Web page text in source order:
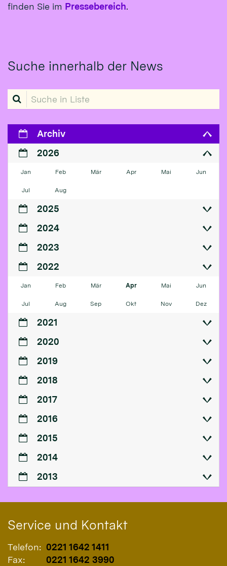
finden Sie im Pressebereich.
Suche innerhalb der News
Suche in Liste
Archiv
2026
Jan Feb Mär Apr Mai Jun
Jul Aug
2025
2024
2023
2022
Jan Feb Mär Apr Mai Jun
Jul Aug Sep Okt Nov Dez
2021
2020
2019
2018
2017
2016
2015
2014
2013
Service und Kontakt
Telefon: 0221 1642 1411
Fax:
0221 1642 3990